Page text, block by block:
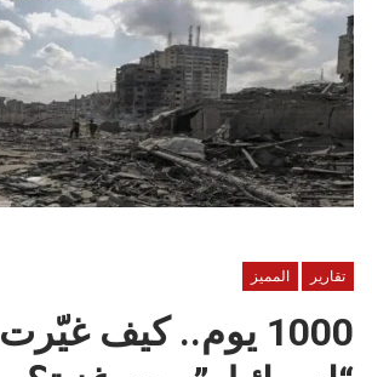
تقارير المميز
1000 يوم.. كيف غيّرت